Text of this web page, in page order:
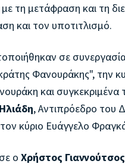
τη μετάφραση και τη
και τον υποτιτλισμό.
σε
Φανουράκης", την
και συγκεκριμένα
, Αντιπρόεδρο του
κύριο Ευάγγελο
ο Χρήστος Γιαννούτσος